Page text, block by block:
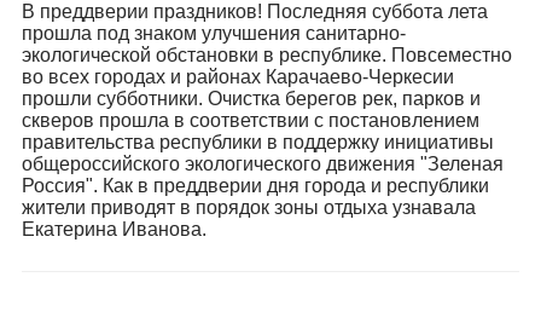
В преддверии праздников! Последняя суббота лета
прошла под знаком улучшения санитарно-
экологической обстановки в республике. Повсеместно
во всех городах и районах Карачаево-Черкесии
прошли субботники. Очистка берегов рек, парков и
скверов прошла в соответствии с постановлением
правительства республики в поддержку инициативы
общероссийского экологического движения "Зеленая
Россия". Как в преддверии дня города и республики
жители приводят в порядок зоны отдыха узнавала
Екатерина Иванова.